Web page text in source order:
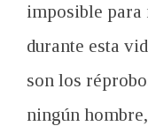
imposible para
durante esta
son los
ningún